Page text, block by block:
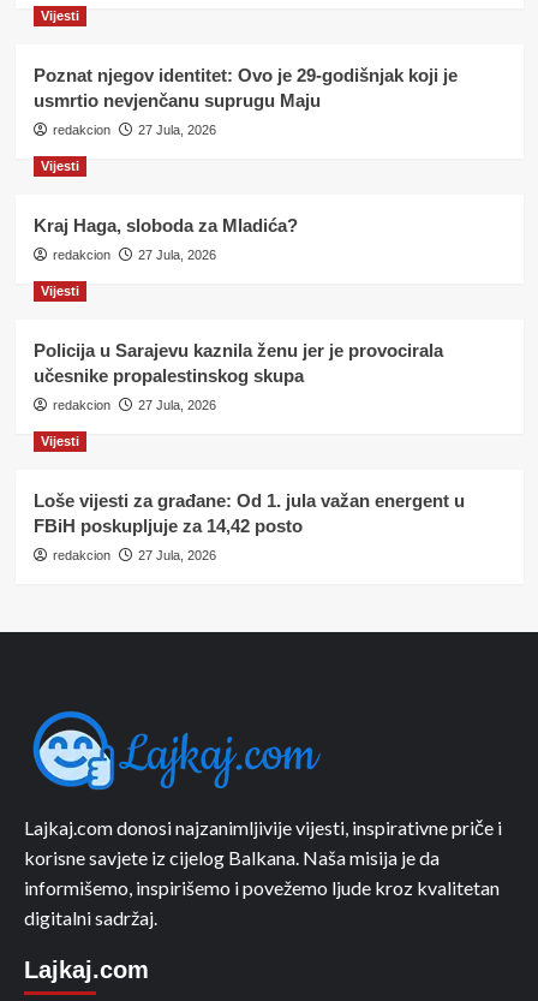
Vijesti
Poznat njegov identitet: Ovo je 29-godišnjak koji je
usmrtio nevjenčanu suprugu Maju
redakcion 27 Jula, 2026
Vijesti
Kraj Haga, sloboda za Mladića?
redakcion 27 Jula, 2026
Vijesti
Policija u Sarajevu kaznila ženu jer je provocirala
učesnike propalestinskog skupa
redakcion 27 Jula, 2026
Vijesti
Loše vijesti za građane: Od 1. jula važan energent u
FBiH poskupljuje za 14,42 posto
redakcion 27 Jula, 2026
Lajkaj.com donosi najzanimljivije vijesti, inspirativne priče i
korisne savjete iz cijelog Balkana. Naša misija je da
informišemo, inspirišemo i povežemo ljude kroz kvalitetan
digitalni sadržaj.
Lajkaj.com